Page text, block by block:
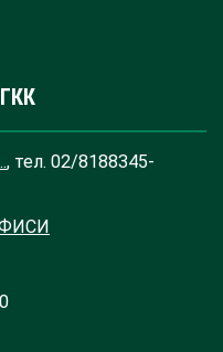
, тел. 02/8188345-